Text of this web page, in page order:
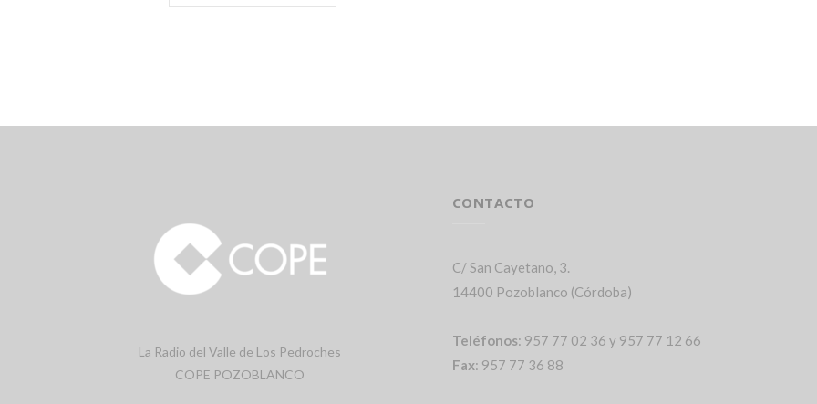
La Radio del Valle de Los Pedroches
COPE POZOBLANCO
CONTACTO
C/ San Cayetano, 3.
14400 Pozoblanco (Córdoba)
Teléfonos: 957 77 02 36 y 957 77 12 66
Fax: 957 77 36 88